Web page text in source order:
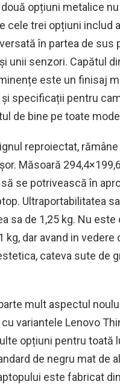
opțiuni metalice
cele trei opțiuni includ
în partea de sus
unii senzori. Capătul
este un finisaj
și specificații pentru
de bine pe toate
reproiectat,
Măsoară
se potrivească în
Ultraportabilitatea
sa de 1,25 kg. Nu este
kg, dar avand in vedere
cateva sute de
mult aspectul
variantele Lenovo
opțiuni pentru toată
de negru mat de
este fabricat